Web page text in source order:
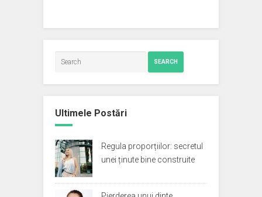
SEARCH
Ultimele Postări
Regula proporțiilor: secretul
unei ținute bine construite